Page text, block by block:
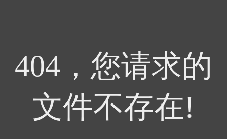
404，您请求的
文件不存在!